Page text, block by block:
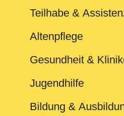
Teilhabe &
Altenpflege
Gesundheit &
Jugendhilfe
Bildung &